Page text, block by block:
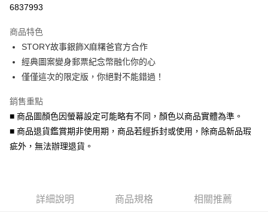
合作金庫商業銀行
華南商業銀行
彰化商業銀行
上海商業儲蓄銀行
台北富邦商業銀行
國泰世華商業銀行
兆豐國際商業銀行
匯豐（台灣）商業銀行
聯邦商業銀行
遠東國際商業銀行
元大商業銀行
永豐商業銀行
台新國際商業銀行
6 期 0 利率 每期
華南商業銀行
彰化商業銀行
上海商業儲蓄銀行
台北富邦商業銀行
臺灣中小企業銀行
匯豐（台灣）商業銀行
華泰商業銀行
聯邦商業銀行
遠東國際商業銀行
元大商業銀行
超商取貨付款
LINE Pay
Apple Pay
街口支付
悠遊付
相關說明
6837993
商品特色
STORY故事銀飾X麻糬爸官方合作
經典圖案變身郵票紀念幣融化你的心
僅僅這次的限定版，你絕對不能錯過！
銷售重點
■ 商品圖顏色因螢幕設定可能略有不同，顏色以商品實體為準。
■ 商品退貨鑑賞期非使用期，商品若經拆封或使用，除商品新品瑕
疵外，無法辦理退貨。
詳細說明 商品規格 相關推薦